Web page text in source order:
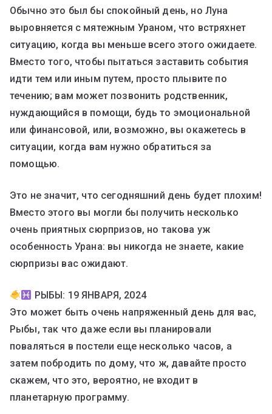
Обычно это был бы спокойный день, но Луна
выровняется с мятежным Ураном, что встряхнет
ситуацию, когда вы меньше всего этого ожидаете.
Вместо того, чтобы пытаться заставить события
идти тем или иным путем, просто плывите по
течению; вам может позвонить родственник,
нуждающийся в помощи, будь то эмоциональной
или финансовой, или, возможно, вы окажетесь в
ситуации, когда вам нужно обратиться за
помощью.
Это не значит, что сегодняшний день будет плохим!
Вместо этого вы могли бы получить несколько
очень приятных сюрпризов, но такова уж
особенность Урана: вы никогда не знаете, какие
сюрпризы вас ожидают.
РЫБЫ: 19 ЯНВАРЯ, 2024
Это может быть очень напряженный день для вас,
Рыбы, так что даже если вы планировали
поваляться в постели еще несколько часов, а
затем побродить по дому, что ж, давайте просто
скажем, что это, вероятно, не входит в
планетарную программу.